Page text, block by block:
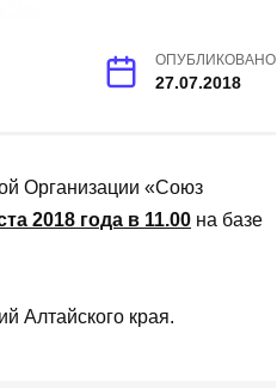
ОПУБЛИКОВАНО
27.07.2018
Организации «Союз
2018 года в 11.00 на базе
Алтайского края.